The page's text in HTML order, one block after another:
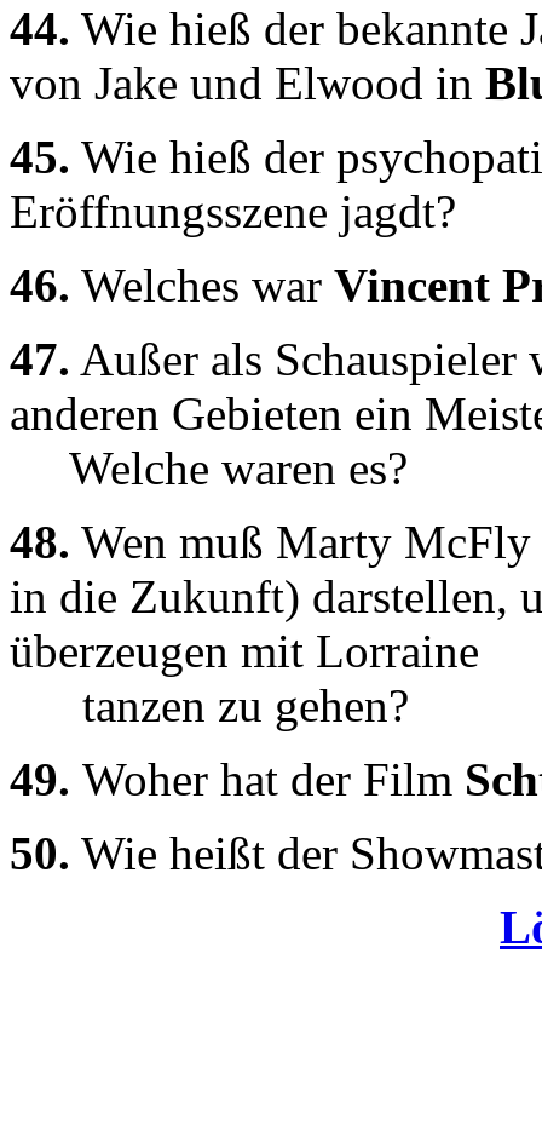
44. Wie hieß der bekannte
von Jake und Elwood in
45. Wie hieß der
Eröffnungsszene jagdt?
46. Welches war Vincent
47. Außer als Schauspieler
anderen Gebieten ein
Welche waren es?
48. Wen muß Marty
in die Zukunft) darstellen,
überzeugen mit Lorraine
tanzen zu gehen?
49. Woher hat der Film
50. Wie heißt der